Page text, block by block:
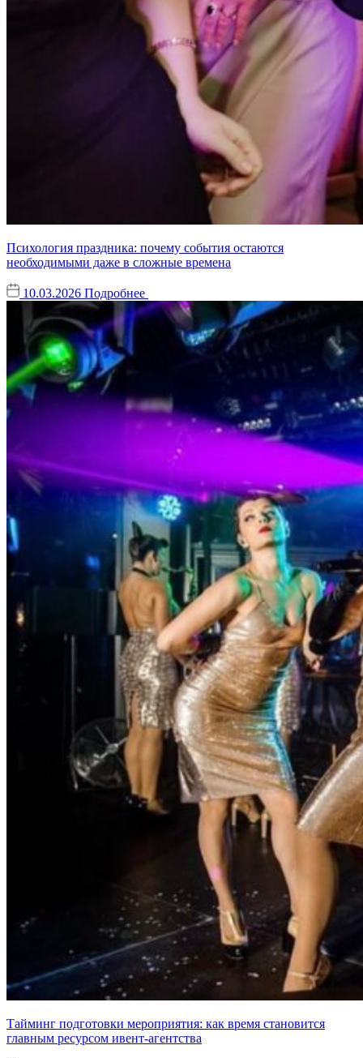
Психология праздника: почему события остаются
необходимыми даже в сложные времена
10.03.2026 Подробнее
Тайминг подготовки мероприятия: как время становится
главным ресурсом ивент-агентства